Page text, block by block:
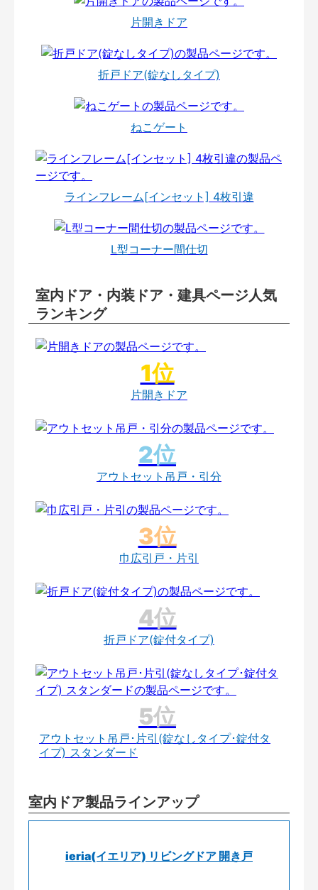
片開きドア
折戸ドア(錠なしタイプ)
ねこゲート
ラインフレーム[インセット] 4枚引違
L型コーナー間仕切
室内ドア・内装ドア・建具ページ人気
ランキング
片開きドア
アウトセット吊戸・引分
巾広引戸・片引
折戸ドア(錠付タイプ)
アウトセット吊戸･片引(錠なしタイプ･錠付タ
イプ) スタンダード
室内ドア製品ラインアップ
ieria(イエリア) リビングドア 開き戸